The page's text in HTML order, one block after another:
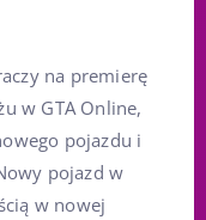
na premierę
w GTA Online,
pojazdu i
pojazd w
w nowej